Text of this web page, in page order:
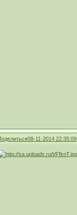
08-11-2014 22:35:09